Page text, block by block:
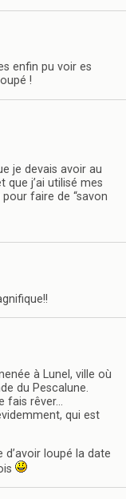
enfin pu voir es
!
je devais avoir au
j’ai utilisé mes
faire de “savon
à Lunel, ville où
du Pescalune.
fais rêver…
qui est
d’avoir loupé la date